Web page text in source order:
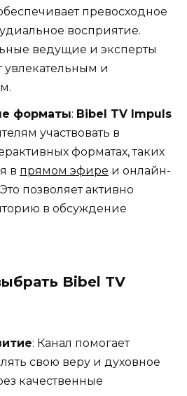
превосходное
восприятие.
ведущие и эксперты
увлекательным и
форматы: Bibel TV Impuls
участвовать в
форматах, таких
в прямом эфире и онлайн-
позволяет активно
в обсуждение
Bibel TV
: Канал помогает
свою веру и духовное
качественные